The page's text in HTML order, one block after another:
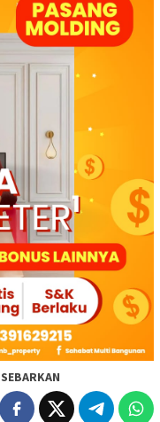
SEBARKAN